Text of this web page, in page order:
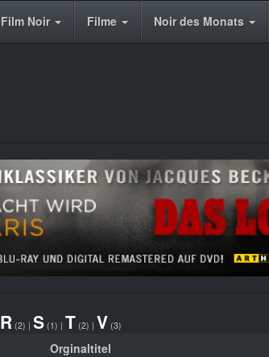
Film Noir Filme Noir des Monats
R (2) | S (1) | T (2) | V (3)
Orginaltitel